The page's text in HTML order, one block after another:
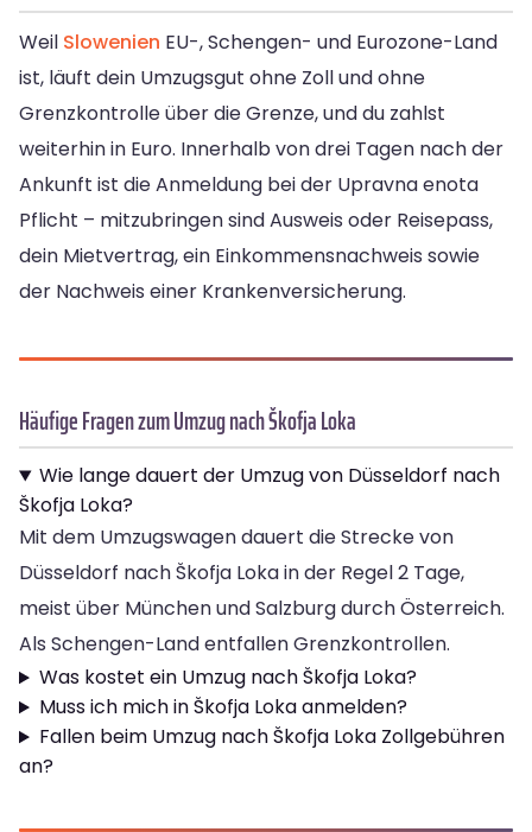
Weil Slowenien EU-, Schengen- und Eurozone-Land
ist, läuft dein Umzugsgut ohne Zoll und ohne
Grenzkontrolle über die Grenze, und du zahlst
weiterhin in Euro. Innerhalb von drei Tagen nach der
Ankunft ist die Anmeldung bei der Upravna enota
Pflicht – mitzubringen sind Ausweis oder Reisepass,
dein Mietvertrag, ein Einkommensnachweis sowie
der Nachweis einer Krankenversicherung.
Häufige Fragen zum Umzug nach Škofja Loka
Wie lange dauert der Umzug von Düsseldorf nach
Škofja Loka?
Mit dem Umzugswagen dauert die Strecke von
Düsseldorf nach Škofja Loka in der Regel 2 Tage,
meist über München und Salzburg durch Österreich.
Als Schengen-Land entfallen Grenzkontrollen.
Was kostet ein Umzug nach Škofja Loka?
Muss ich mich in Škofja Loka anmelden?
Fallen beim Umzug nach Škofja Loka Zollgebühren
an?